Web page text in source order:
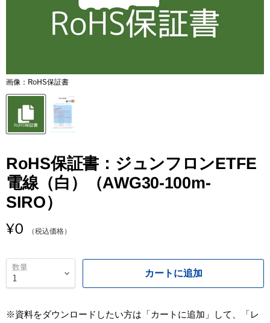
画像：RoHS保証書
RoHS保証書：ジュンフロンETFE
電線（白）（AWG30-100m-
SIRO）
¥0 （税込価格）
数量
カートに追加
※資料をダウンロードしたい方は「カートに追加」して、「レ